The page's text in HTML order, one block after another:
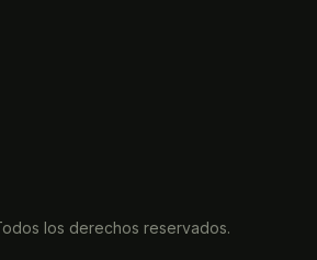
los derechos reservados.